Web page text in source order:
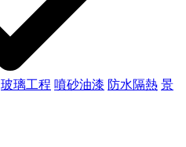
玻璃工程 噴砂油漆 防水隔熱 景